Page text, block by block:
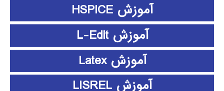
آموزش HSPICE
آموزش L-Edit
آموزش Latex
آموزش LISREL